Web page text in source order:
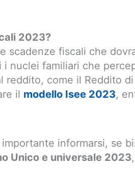
2023?
scadenze fiscali che
nuclei familiari che
reddito, come il Reddito
il modello Isee 2023,
informarsi, se
Unico e universale 2023